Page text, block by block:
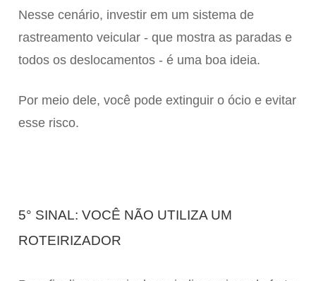
Nesse cenário, investir em um sistema de
rastreamento veicular - que mostra as paradas e
todos os deslocamentos - é uma boa ideia.
Por meio dele, você pode extinguir o ócio e evitar
esse risco.
5° SINAL: VOCÊ NÃO UTILIZA UM
ROTEIRIZADOR